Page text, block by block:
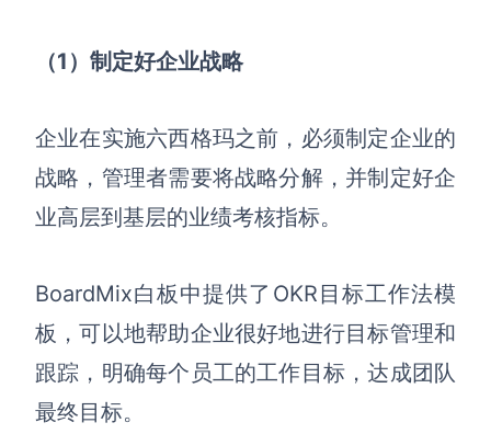
探索创意灵感与高效协作技巧
（1） 制定好企业战略
企业在实施六西格玛之前，必须制定企业的
战略，管理者需要将战略分解，并制定好企
业高层到基层的业绩考核指标。
BoardMix白板中提供了OKR目标工作法模
板，可以地帮助企业很好地进行目标管理和
跟踪，明确每个员工的工作目标，达成团队
最终目标。